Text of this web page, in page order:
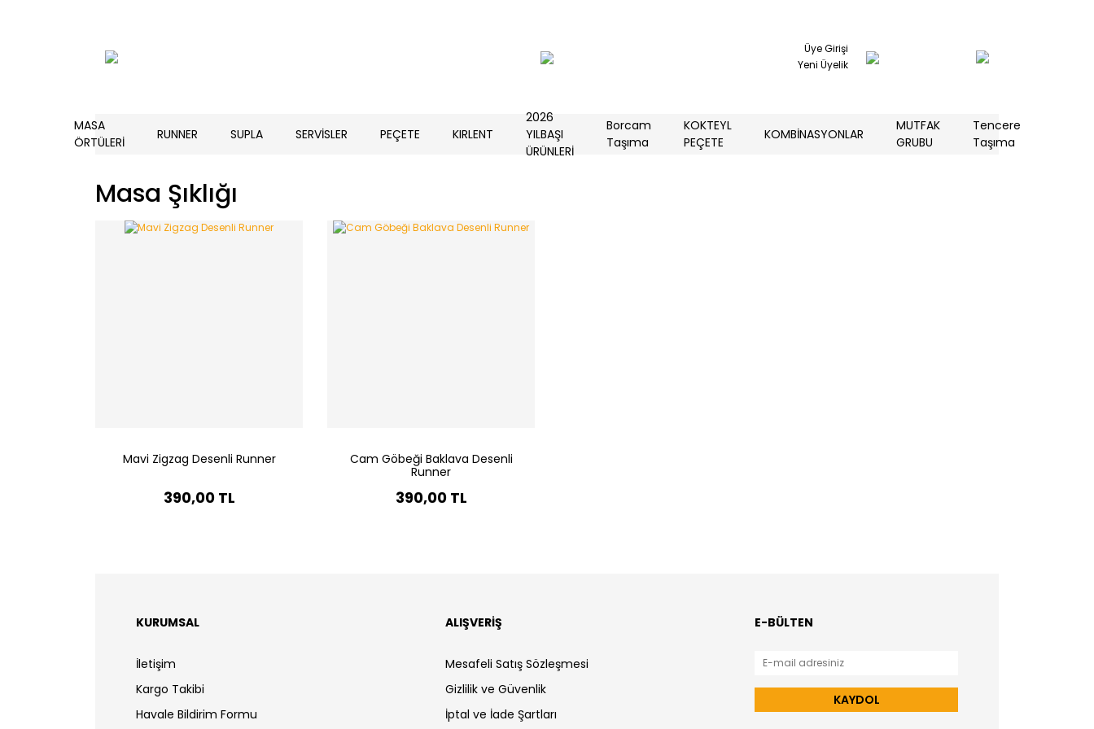
Üye Girişi
Yeni Üyelik
MASA
ÖRTÜLERİ
RUNNER SUPLA SERVİSLER PEÇETE KIRLENT
2026
YILBAŞI
ÜRÜNLERİ
Borcam
Taşıma
KOKTEYL
PEÇETE
KOMBİNASYONLAR
MUTFAK
GRUBU
Tencere
Taşıma
Masa Şıklığı
Mavi Zigzag Desenli Runner
390,00 TL
Cam Göbeği Baklava Desenli
Runner
390,00 TL
KURUMSAL
İletişim
Kargo Takibi
Havale Bildirim Formu
ALIŞVERİŞ
Mesafeli Satış Sözleşmesi
Gizlilik ve Güvenlik
İptal ve İade Şartları
E-BÜLTEN
KAYDOL